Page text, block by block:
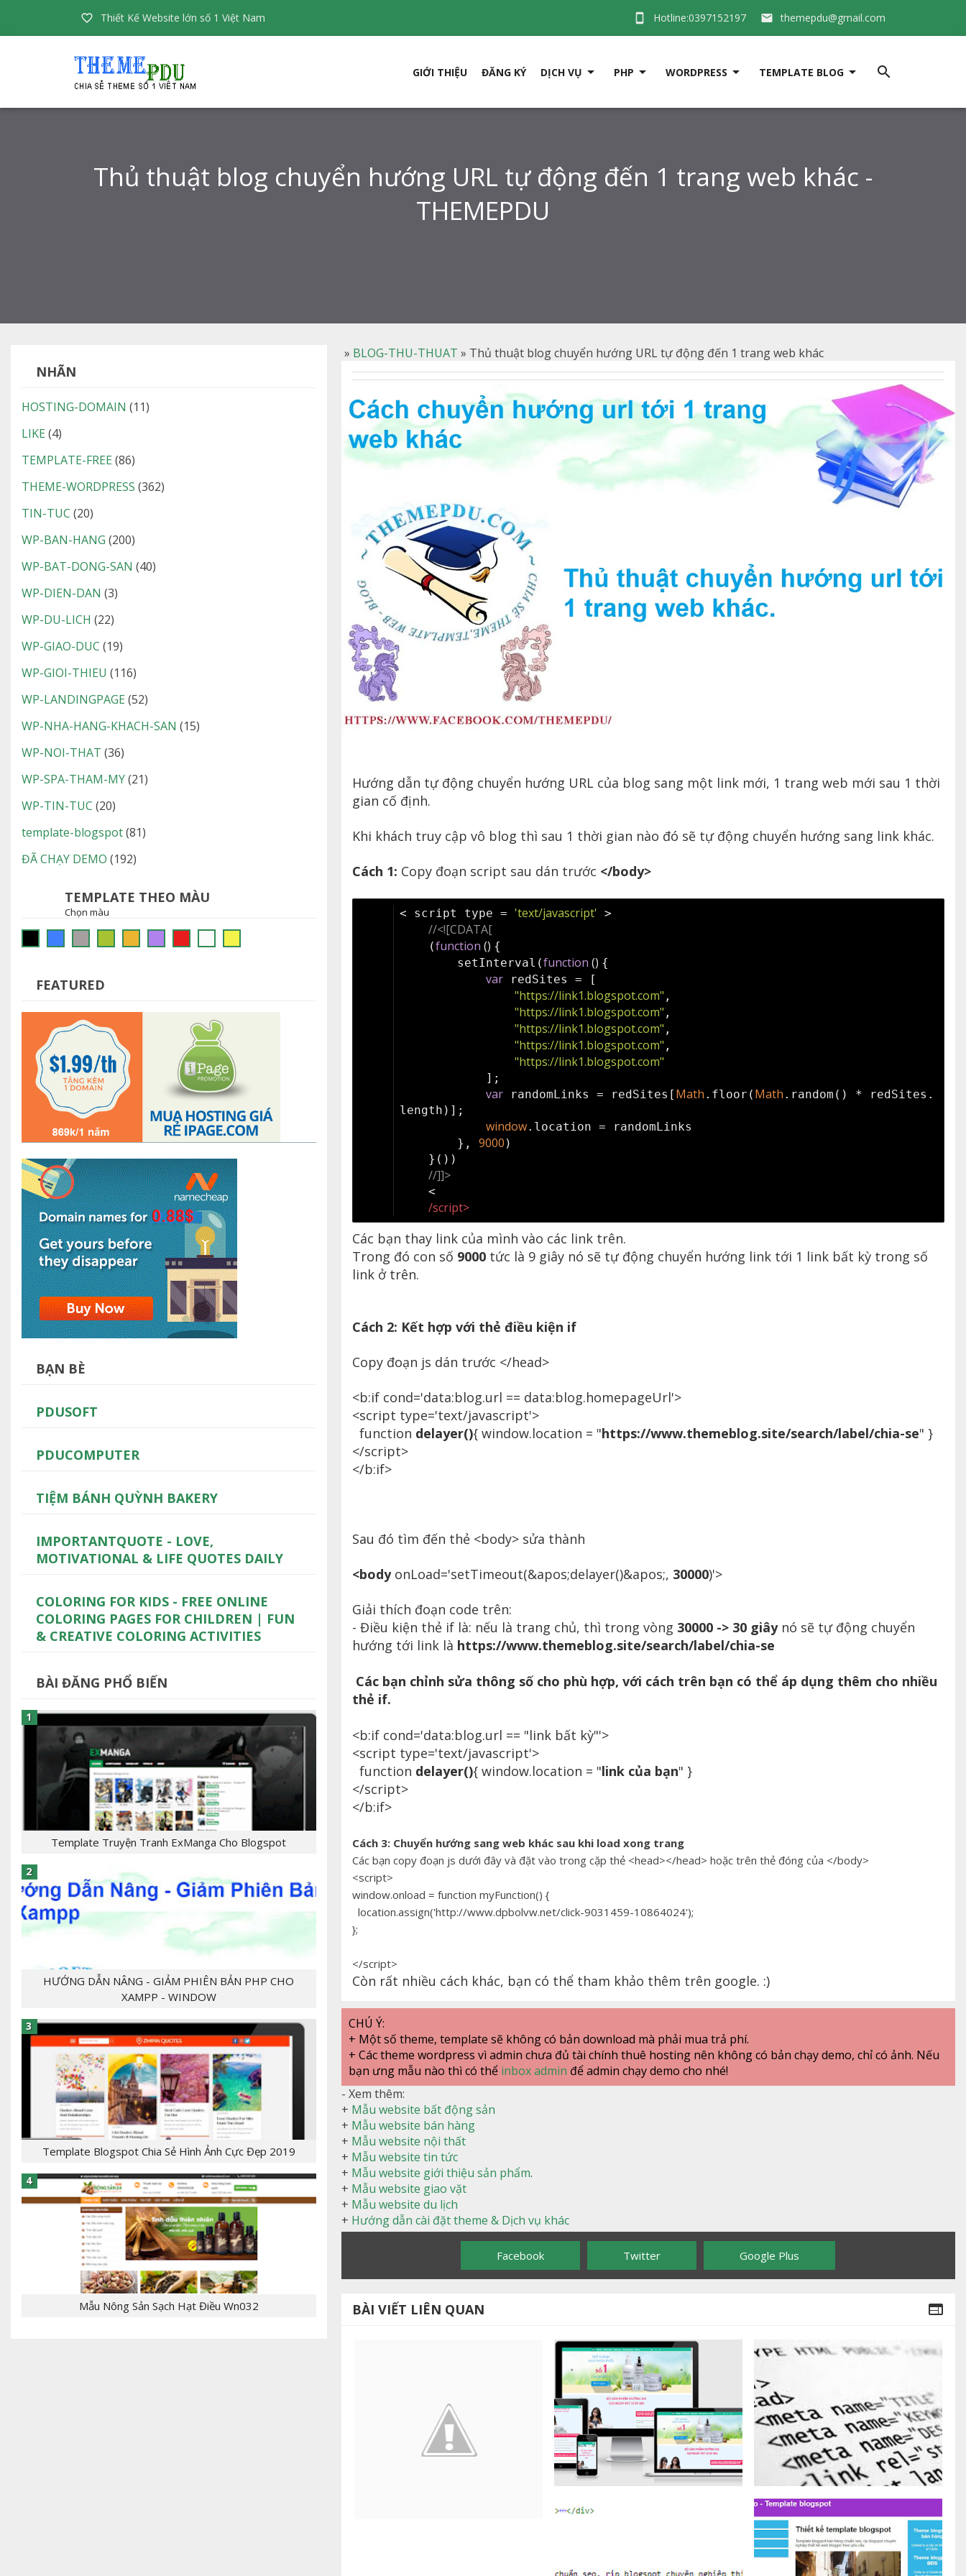
 Thiết Kế Website lớn số 1 Việt Nam  themepdu@gmail.com
 Hotline:0397152197
GIỚI THIỆU ĐĂNG KÝ DỊCH VỤ  PHP  WORDPRESS  TEMPLATE BLOG  
Thủ thuật blog chuyển hướng URL tự động đến 1 trang web khác -
THEMEPDU
» BLOG-THU-THUAT » Thủ thuật blog chuyển hướng URL tự động đến 1 trang web khác
Hướng dẫn tự động chuyển hướng URL của blog sang một link mới, 1 trang web mới sau 1 thời
gian cố định.
Khi khách truy cập vô blog thì sau 1 thời gian nào đó sẽ tự động chuyển hướng sang link khác.
Cách 1: Copy đoạn script sau dán trước </body>
< script type = 'text/javascript' >
//<![CDATA[
    (
function () {
        setInterval(
function () {
var redSites = [
"https://link1.blogspot.com" ,
"https://link1.blogspot.com" ,
"https://link1.blogspot.com" ,
"https://link1.blogspot.com" ,
"https://link1.blogspot.com"
            ];
var randomLinks = redSites[ Math .floor( Math .random() * redSites.
length)];
window.location = randomLinks
        },
9000 )
    }())
//]]>
    <
/script>
Các bạn thay link của mình vào các link trên.
Trong đó con số 9000 tức là 9 giây nó sẽ tự động chuyển hướng link tới 1 link bất kỳ trong số
link ở trên.
Cách 2: Kết hợp với thẻ điều kiện if
Copy đoạn js dán trước </head>
<b:if cond='data:blog.url == data:blog.homepageUrl'>
<script type='text/javascript'>
function delayer(){ window.location = "https://www.themeblog.site/search/label/chia-se" }
</script>
</b:if>
Sau đó tìm đến thẻ <body> sửa thành
<bodyonLoad='setTimeout(&apos;delayer()&apos;, 30000)'>
Giải thích đoạn code trên:
- Điều kiện thẻ if là: nếu là trang chủ, thì trong vòng 30000 -> 30 giâynó sẽ tự động chuyển
hướng tới link là https://www.themeblog.site/search/label/chia-se
Các bạn chỉnh sửa thông số cho phù hợp, với cách trên bạn có thể áp dụng thêm cho nhiều
thẻ if.
<b:if cond='data:blog.url == "link bất kỳ"'>
<script type='text/javascript'>
function delayer(){ window.location = "link của bạn" }
</script>
</b:if>
Cách 3: Chuyển hướng sang web khác sau khi load xong trang
Các bạn copy đoạn js dưới đây và đặt vào trong cặp thẻ <head></head> hoặc trên thẻ đóng của </body>
<script>
window.onload = function myFunction() {
location.assign('http://www.dpbolvw.net/click-9031459-10864024');
};
</script>
Còn rất nhiều cách khác, bạn có thể tham khảo thêm trên google. :)
CHÚ Ý:
+ Một số theme, template sẽ không có bản download mà phải mua trả phí.
+ Các theme wordpress vì admin chưa đủ tài chính thuê hosting nên không có bản chạy demo, chỉ có ảnh. Nếu
bạn ưng mẫu nào thì có thể inbox admin để admin chạy demo cho nhé!
- Xem thêm:
+ Mẫu website bất động sản
+ Mẫu website bán hàng
+ Mẫu website nội thất
+ Mẫu website tin tức
+ Mẫu website giới thiệu sản phẩm.
+ Mẫu website giao vặt
+ Mẫu website du lịch
+ Hướng dẫn cài đặt theme & Dịch vụ khác
Facebook Twitter Google Plus
BÀI VIẾT LIÊN QUAN 
NHÃN
HOSTING-DOMAIN (11)
LIKE (4)
TEMPLATE-FREE (86)
THEME-WORDPRESS (362)
TIN-TUC (20)
WP-BAN-HANG (200)
WP-BAT-DONG-SAN (40)
WP-DIEN-DAN (3)
WP-DU-LICH (22)
WP-GIAO-DUC (19)
WP-GIOI-THIEU (116)
WP-LANDINGPAGE (52)
WP-NHA-HANG-KHACH-SAN (15)
WP-NOI-THAT (36)
WP-SPA-THAM-MY(21)
WP-TIN-TUC (20)
template-blogspot(81)
ĐÃ CHẠY DEMO (192)
TEMPLATE THEO MÀU
Chọn màu
FEATURED
BẠN BÈ
PDUSOFT
PDUCOMPUTER
TIỆM BÁNH QUỲNH BAKERY
IMPORTANTQUOTE - LOVE,
MOTIVATIONAL & LIFE QUOTES DAILY
COLORING FOR KIDS - FREE ONLINE
COLORING PAGES FOR CHILDREN | FUN
& CREATIVE COLORING ACTIVITIES
BÀI ĐĂNG PHỔ BIẾN
Template Truyện Tranh ExManga Cho Blogspot
ĐỀ:Template Bloger - NGÔN NGỮ: xml, html,css,js
- CHỨC NĂNG: label, responsive,, - Mẫu T...
HƯỚNG DẪN NÂNG - GIẢM PHIÊN BẢN PHP CHO
XAMPP - WINDOW
Template Blogspot Chia Sẻ Hình Ảnh Cực Đẹp 2019
Mẫu Nông Sản Sạch Hạt Điều Wn032